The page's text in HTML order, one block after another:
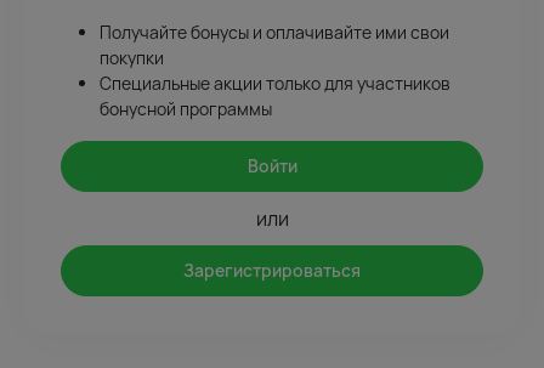
Получайте бонусы и оплачивайте ими свои
покупки
Специальные акции только для участников
бонусной программы
Войти
или
Зарегистрироваться